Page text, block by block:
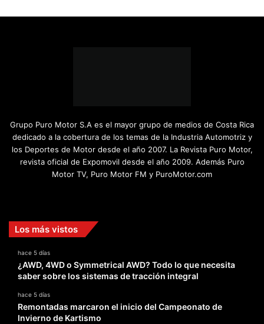
Grupo Puro Motor S.A es el mayor grupo de medios de Costa Rica
dedicado a la cobertura de los temas de la Industria Automotriz y
los Deportes de Motor desde el año 2007. La Revista Puro Motor,
revista oficial de Expomovil desde el año 2009. Además Puro
Motor TV, Puro Motor FM y PuroMotor.com
Los más vistos
hace 5 días
¿AWD, 4WD o Symmetrical AWD? Todo lo que necesita
saber sobre los sistemas de tracción integral
hace 5 días
Remontadas marcaron el inicio del Campeonato de
Invierno de Kartismo